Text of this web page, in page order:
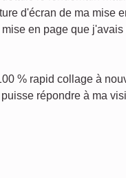
d'écran de ma mise
en page que
% rapid collage à
répondre à ma